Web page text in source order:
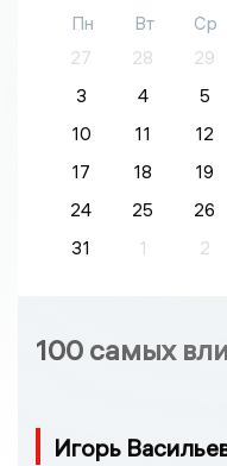
Пн Вт Ср
27
28 29
3
4 5
10
11 12
17
18 19
24
25 26
31
1 2
100 самых
Игорь